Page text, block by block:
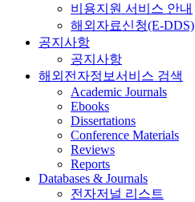
비용지원 서비스 안내
해외자료신청(E-DDS)
공지사항
공지사항
해외전자정보서비스 검색
Academic Journals
Ebooks
Dissertations
Conference Materials
Reviews
Reports
Databases & Journals
전자저널 리스트